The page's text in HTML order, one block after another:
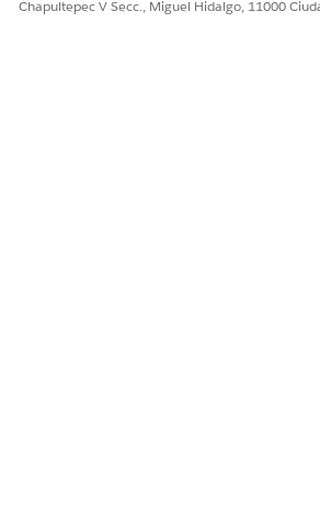
Chapultepec V Secc., Miguel Hidalgo, 11000